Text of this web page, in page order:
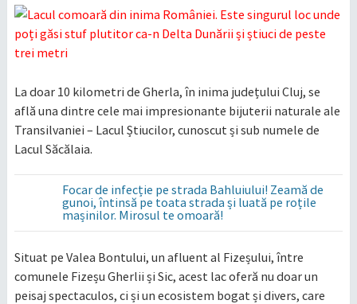
La doar 10 kilometri de Gherla, în inima județului Cluj, se
află una dintre cele mai impresionante bijuterii naturale ale
Transilvaniei – Lacul Știucilor, cunoscut și sub numele de
Lacul Săcălaia.
Focar de infecție pe strada Bahluiului! Zeamă de
gunoi, întinsă pe toata strada și luată pe roțile
mașinilor. Mirosul te omoară!
Situat pe Valea Bontului, un afluent al Fizeșului, între
comunele Fizeșu Gherlii și Sic, acest lac oferă nu doar un
peisaj spectaculos, ci și un ecosistem bogat și divers, care